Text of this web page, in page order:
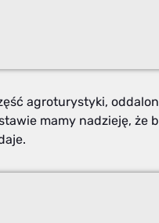
agroturystyki,
mamy nadzieję,